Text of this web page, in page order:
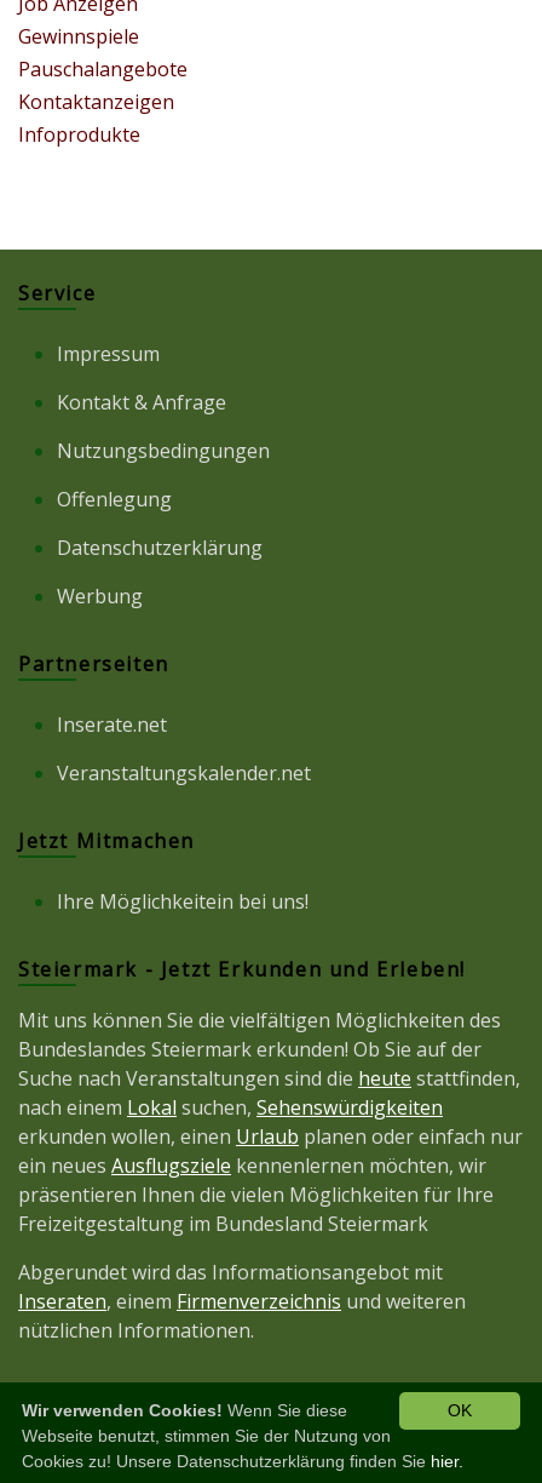
Gewinnspiele
Pauschalangebote
Kontaktanzeigen
Infoprodukte
Service
Impressum
Kontakt & Anfrage
Nutzungsbedingungen
Offenlegung
Datenschutzerklärung
Werbung
Partnerseiten
Inserate.net
Veranstaltungskalender.net
Jetzt Mitmachen
Ihre Möglichkeitein bei uns!
Steiermark - Jetzt Erkunden und Erleben!
Mit uns können Sie die vielfältigen Möglichkeiten des
Bundeslandes Steiermark erkunden! Ob Sie auf der
Suche nach Veranstaltungen sind die heute stattfinden,
nach einem Lokal suchen, Sehenswürdigkeiten
erkunden wollen, einen Urlaub planen oder einfach nur
ein neues Ausflugsziele kennenlernen möchten, wir
präsentieren Ihnen die vielen Möglichkeiten für Ihre
Freizeitgestaltung im Bundesland Steiermark
Abgerundet wird das Informationsangebot mit
Inseraten, einem Firmenverzeichnis und weiteren
nützlichen Informationen.
Diese Seite ist ein Projekt derJetztMedien.com OK
Wir verwenden Cookies! Wenn Sie diese
Webseite benutzt, stimmen Sie der Nutzung von
Cookies zu! Unsere Datenschutzerklärung finden Sie hier.